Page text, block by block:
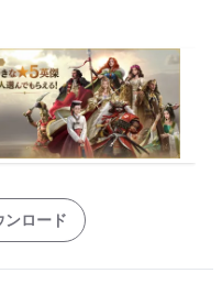
ンロード